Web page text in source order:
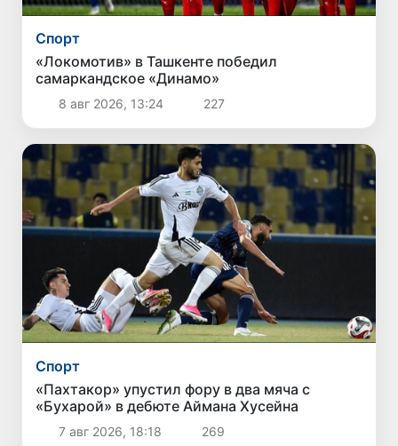
Спорт
«Локомотив» в Ташкенте победил
самаркандское «Динамо»
8 авг 2026, 13:24 227
Спорт
«Пахтакор» упустил фору в два мяча с
«Бухарой» в дебюте Аймана Хусейна
7 авг 2026, 18:18 269